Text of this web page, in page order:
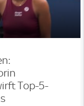
Top-5-